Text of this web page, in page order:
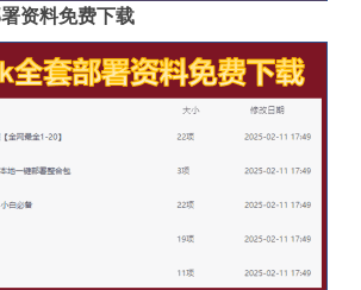
资料免费下载